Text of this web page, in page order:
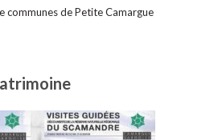
communes de Petite Camargue